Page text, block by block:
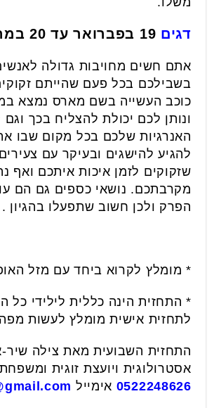
דגים
אתם חשים מחויבות גדולה
בשבילכם בכל פעם שהייתם
כוכב העשייה בשם מארס נמצא
ונותן לכם יכולת להצליח בכך
האנרגיות שלכם בכל מקום שבו
להגיע להישגים ובעיקר עם
שזקוקים לזמן איכות איתכם ואף
מקרבתכם. נושאי כספים גם הם
הפרק ולכן חשוב שתפעלו בהגיון .
* מומלץ לקרוא ביחד עם מזל
* התחזית הינה כללית לילידי כל
לתחזית אישית מומלץ לעשות
התחזית השבועית מאת צילה
אסטרולוגית ויועצת זוגית
0522248626 אימייל